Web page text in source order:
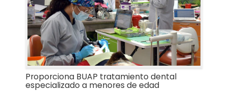
Proporciona BUAP tratamiento dental
especializado a menores de edad